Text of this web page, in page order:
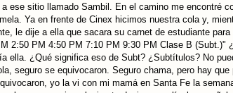
ese sitio llamado Sambil. En el camino me encontré
Ya en frente de Cinex hicimos nuestra cola y,
le dije a ella que sacara su carnet de estudiante para
2:50 PM 4:50 PM 7:10 PM 9:30 PM Clase B (Subt.)"
ella. ¿Qué significa eso de Subt? ¿Subtítulos? No
seguro se equivocaron. Seguro chama, pero hay que
yo la vi con mi mamá en Santa Fe la